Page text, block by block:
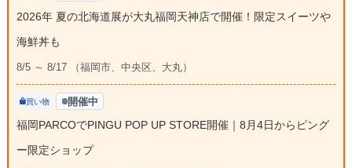
2026年 夏の北海道展が大丸福岡天神店で開催！限定スイーツや
海鮮丼も
8/5 ～ 8/17 （福岡市、中央区、大丸）
買い物 開催中
福岡PARCOでPINGU POP UP STORE開催｜8月4日からピング
ー限定ショップ